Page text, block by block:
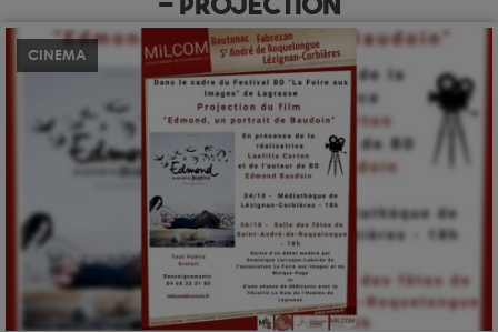
CINEMA